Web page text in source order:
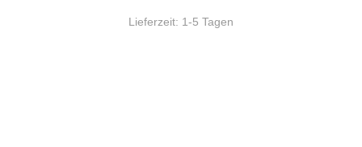
Lieferzeit: 1-5 Tagen